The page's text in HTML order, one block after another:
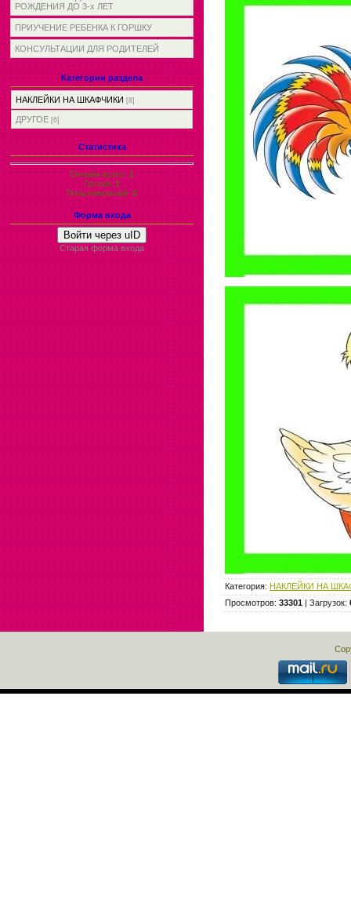
РОЖДЕНИЯ ДО 3-х ЛЕТ
ПРИУЧЕНИЕ РЕБЕНКА К ГОРШКУ
КОНСУЛЬТАЦИИ ДЛЯ РОДИТЕЛЕЙ
Категории раздела
НАКЛЕЙКИ НА ШКАФЧИКИ [8]
ДРУГОЕ [6]
Статистика
Онлайн всего:1
Гостей:1
Пользователей:0
Форма входа
Войти через uID
Старая форма входа
Категория: НАКЛЕЙКИ НА
Просмотров: 33301 | Загрузок: